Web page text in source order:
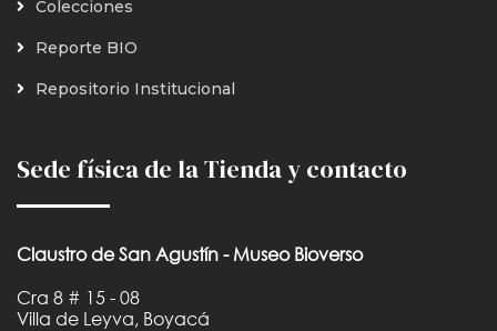
Colecciones
Reporte BIO
Repositorio Institucional
Sede física de la Tienda y contacto
Claustro de San Agustín - Museo Bioverso
Cra 8 # 15 - 08
Villa de Leyva, Boyacá